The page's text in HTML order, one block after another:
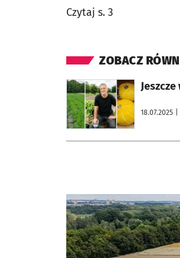
Czytaj s. 3
ZOBACZ
18.07.2025
otworzy się w nowej karcie